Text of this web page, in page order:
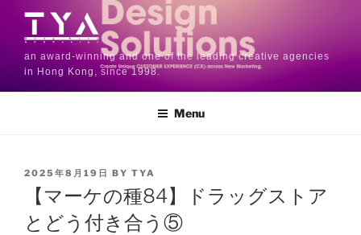
an award-winning and one of the leading creative agencies
in Hong Kong, since 1998.
Menu
2025年8月19日 BY TYA
【マーケの種84】ドラッグストア
とどう付き合う⑤